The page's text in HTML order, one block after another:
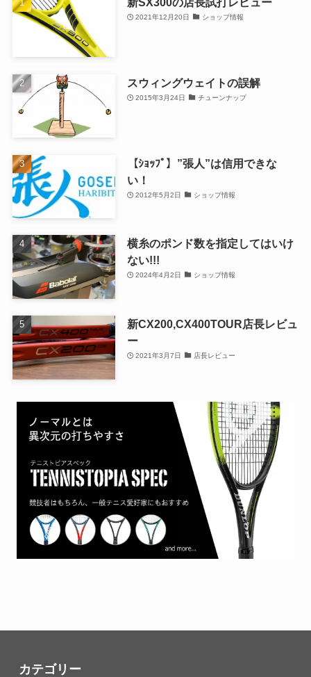
2021年12月20日 ショップ情報
スウィングウェイトの誤解
2015年3月24日 チューンナップ
【ｼｮｯﾌﾟ】”張人”は信用できな
い！
2012年5月2日 ショップ情報
横糸のポンド数を指定してはいけ
ない!!!
2024年4月2日 ショップ情報
新CX200,CX400TOUR店長レビュ
ー
2021年3月7日 店長レビュー
カテゴリー